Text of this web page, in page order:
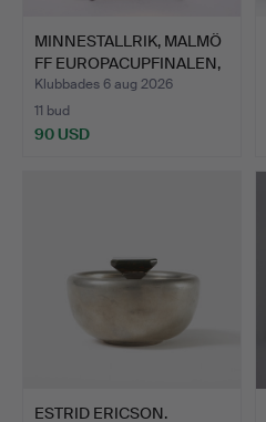
MINNESTALLRIK, MALMÖ
FF EUROPACUPFINALEN,
…
Klubbades 6 aug 2026
11 bud
90 USD
ESTRID ERICSON.